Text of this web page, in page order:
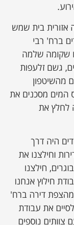
בית שמש
ברח' רבי
שקומה שלמה
גשם זלעפות
מהשיטפון
המים מסכנים את
לחלץ את
היה דרך
ניסרנו את הסורגים ב-4 הדירות וחילצנו את
חילצנו
עבודת חילוץ אנחנו
מהצפת דירה ברח'
את עבודת
צוותים נוספים